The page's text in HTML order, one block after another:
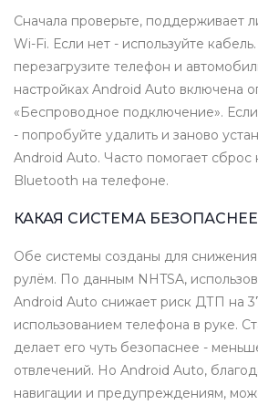
Сначала проверьте, поддерживает
Wi-Fi. Если нет - используйте
перезагрузите телефон и
настройках Android Auto включена
«Беспроводное подключение».
- попробуйте удалить и заново
Android Auto. Часто помогает сброс
Bluetooth на телефоне.
КАКАЯ СИСТЕМА
Обе системы созданы для снижения
рулём. По данным NHTSA,
Android Auto снижает риск ДТП на
использованием телефона в руке.
делает его чуть безопаснее -
отвлечений. Но Android Auto,
навигации и предупреждениям,